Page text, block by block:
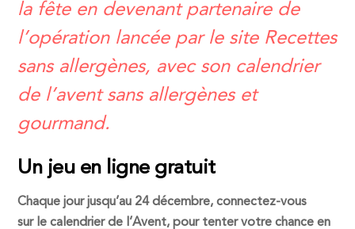
la fête en devenant partenaire de
l’opération lancée par le site Recettes
sans allergènes, avec son calendrier
de l’avent sans allergènes et
gourmand.
Un jeu en ligne gratuit
Chaque jour jusqu’au 24 décembre, connectez-vous
sur le calendrier de l’Avent, pour tenter votre chance en